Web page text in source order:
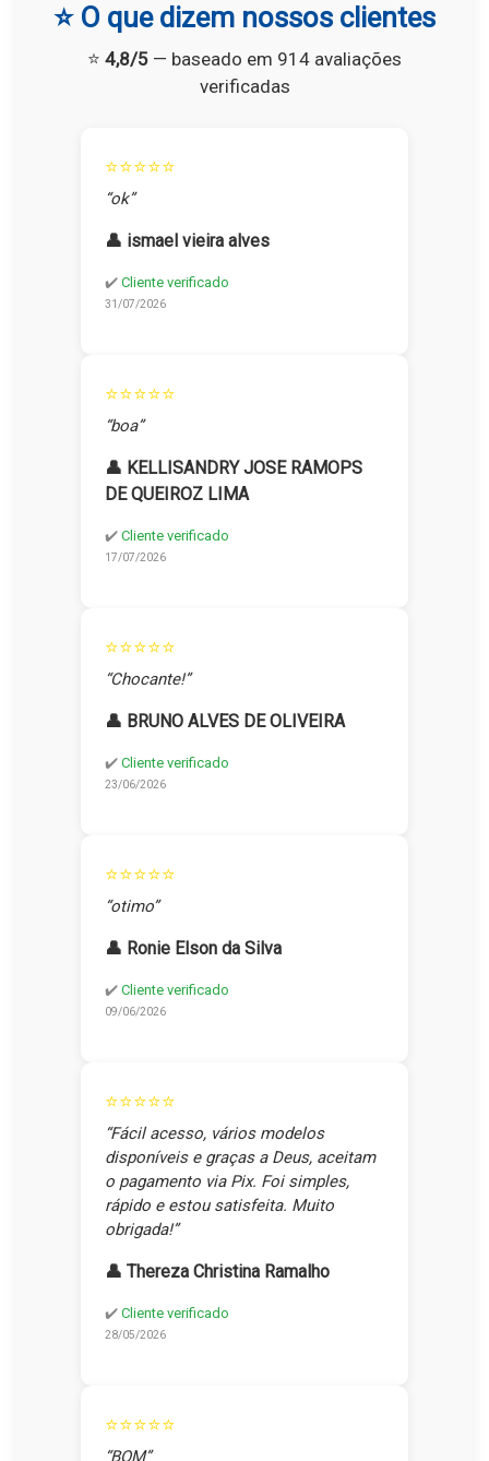
⭐ O que dizem nossos clientes
⭐ 4,8/5 — baseado em 914 avaliações
verificadas
⭐⭐⭐⭐⭐
“ok”
👤 ismael vieira alves
✔️ Cliente verificado
31/07/2026
⭐⭐⭐⭐⭐
“boa”
👤 KELLISANDRY JOSE RAMOPS
DE QUEIROZ LIMA
✔️ Cliente verificado
17/07/2026
⭐⭐⭐⭐⭐
“Chocante!”
👤 BRUNO ALVES DE OLIVEIRA
✔️ Cliente verificado
23/06/2026
⭐⭐⭐⭐⭐
“otimo”
👤 Ronie Elson da Silva
✔️ Cliente verificado
09/06/2026
⭐⭐⭐⭐⭐
“Fácil acesso, vários modelos
disponíveis e graças a Deus, aceitam
o pagamento via Pix. Foi simples,
rápido e estou satisfeita. Muito
obrigada!”
👤 Thereza Christina Ramalho
✔️ Cliente verificado
28/05/2026
⭐⭐⭐⭐⭐
“BOM”